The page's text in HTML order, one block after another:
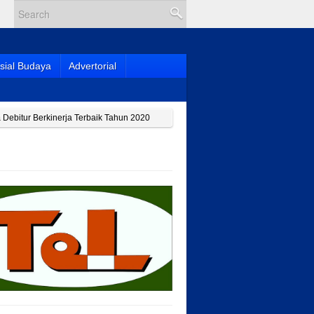
Budaya Advertorial
Berkinerja Terbaik Tahun 2020